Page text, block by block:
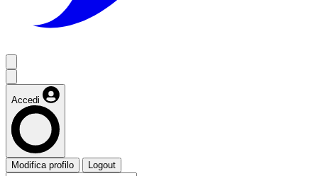
Accedi
Modifica profilo Logout